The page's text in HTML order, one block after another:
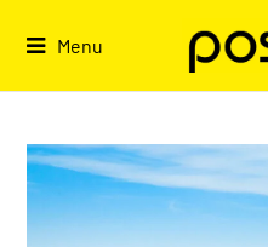
Menu